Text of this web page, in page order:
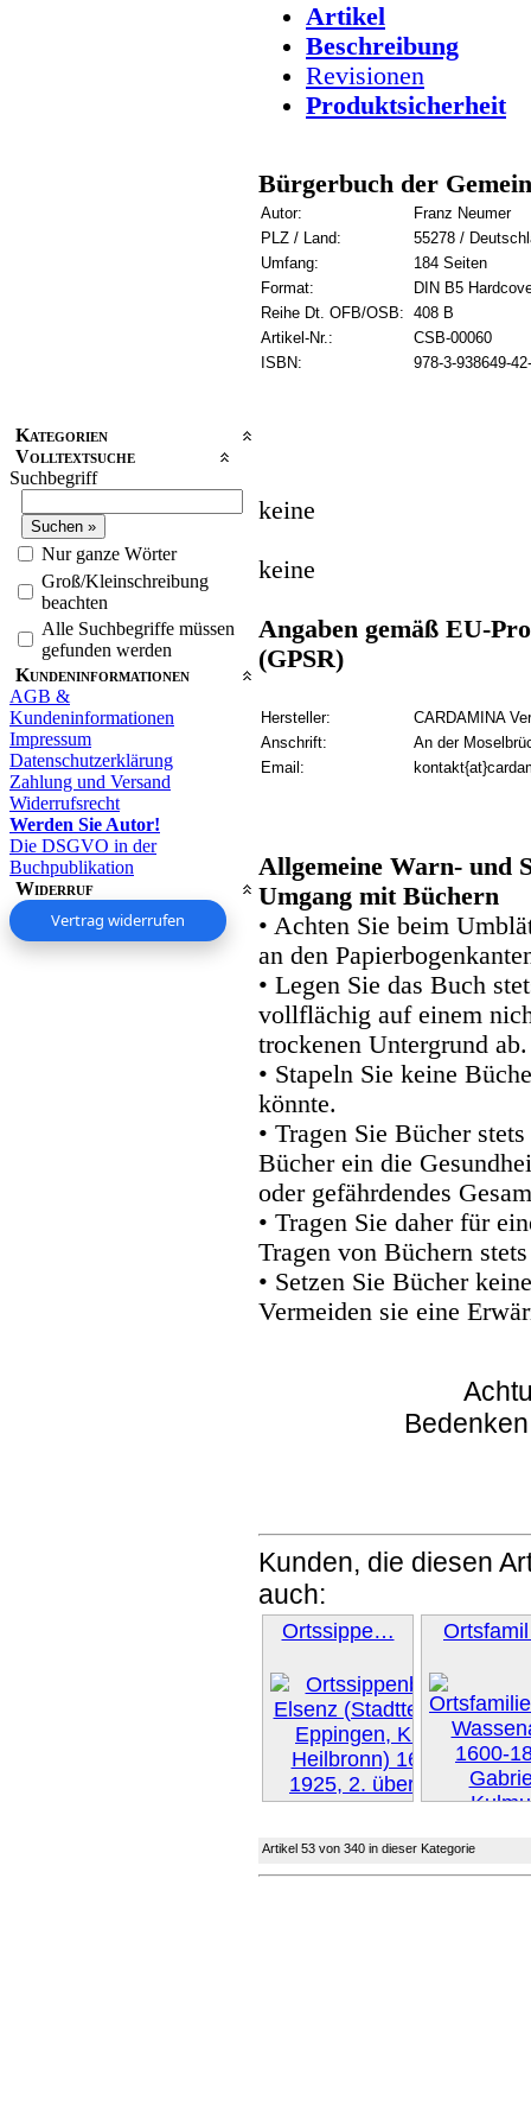
Kategorien
Volltextsuche
Suchbegriff
Nur ganze Wörter
Groß/Kleinschreibung
beachten
Alle Suchbegriffe müssen
gefunden werden
Kundeninformationen
AGB &
Kundeninformationen
Impressum
Datenschutzerklärung
Zahlung und Versand
Widerrufsrecht
Werden Sie Autor!
Die DSGVO in der
Buchpublikation
Widerruf
Vertrag widerrufen
Artikel
Beschreibung
Revisionen
Produktsicherheit
Bürgerbuch der
Autor:
Franz Neumer
PLZ / Land:
55278 /
Umfang:
184 Seiten
Format:
DIN B5
Reihe Dt. OFB/OSB: 408 B
Artikel-Nr.:
CSB-00060
ISBN:
978-3-938649-
keine
keine
Angaben gemäß EU-
(GPSR)
Hersteller:
CARDAMINA
Anschrift:
An der
Email:
Allgemeine Warn- und
Umgang mit Büchern
• Achten Sie beim
an den
• Legen Sie das Buch
vollflächig auf einem
trockenen Untergrund ab.
• Stapeln Sie keine
könnte.
• Tragen Sie Bücher
Bücher ein die
oder gefährdendes
• Tragen Sie daher für
Tragen von Büchern
• Setzen Sie Bücher
Vermeiden sie eine
Kunden, die diesen
auch:
Ortssippe…
Artikel 53 von 340 in dieser Kategorie